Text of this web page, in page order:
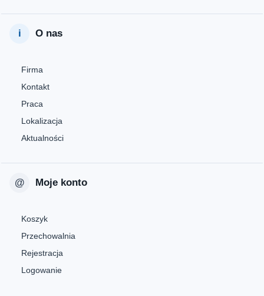
O nas
Firma
Kontakt
Praca
Lokalizacja
Aktualności
Moje konto
Koszyk
Przechowalnia
Rejestracja
Logowanie